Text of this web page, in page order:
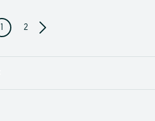
1 2